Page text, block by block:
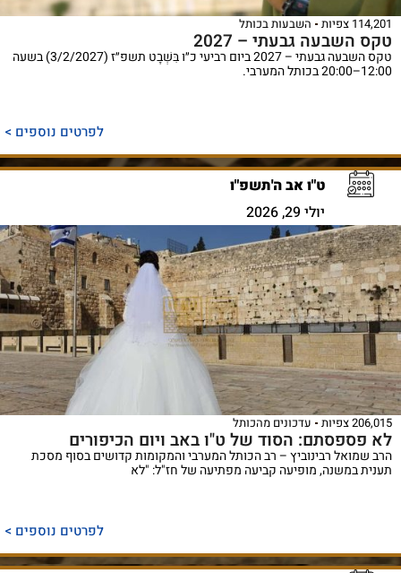
114,201 צפיות השבעות בכותל
טקס השבעה גבעתי – 2027
טקס השבעה גבעתי – 2027 ביום רביעי כ״ו בִּשְׁבָט תשפ״ז (3/2/2027) בשעה
12:00–20:00 בכותל המערבי.
לפרטים נוספים >
ט"ו אב ה'תשפ"ו
יולי 29, 2026
206,015 צפיות עדכונים מהכותל
לא פספסתם: הסוד של ט"ו באב ויום הכיפורים
הרב שמואל רבינוביץ – רב הכותל המערבי והמקומות קדושים בסוף מסכת
תענית במשנה, מופיעה קביעה מפתיעה של חז"ל: "לא
לפרטים נוספים >